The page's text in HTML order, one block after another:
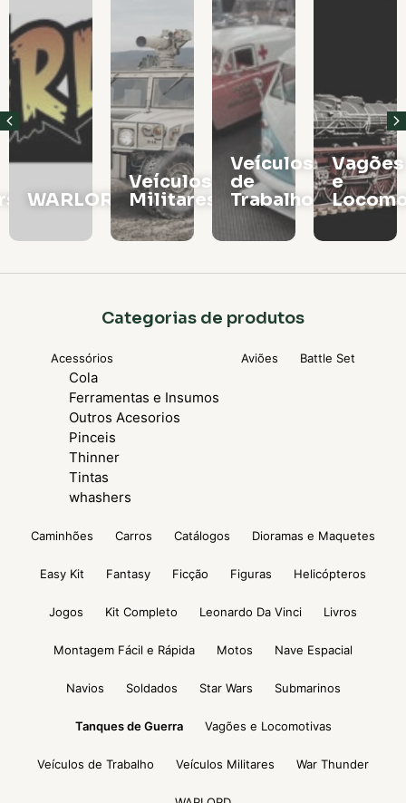
WARLORD
Veículos
Militares
Veículos
de
Trabalho
Vagões
e
Categorias de produtos
Acessórios
Cola
Ferramentas e Insumos
Outros Acesorios
Pinceis
Thinner
Tintas
whashers
Aviões Battle Set
Caminhões Carros Catálogos Dioramas e Maquetes
Easy Kit Fantasy Ficção Figuras Helicópteros
Jogos Kit Completo Leonardo Da Vinci Livros
Montagem Fácil e Rápida Motos Nave Espacial
Navios Soldados Star Wars Submarinos
Tanques de Guerra Vagões e Locomotivas
Veículos de Trabalho Veículos Militares War Thunder